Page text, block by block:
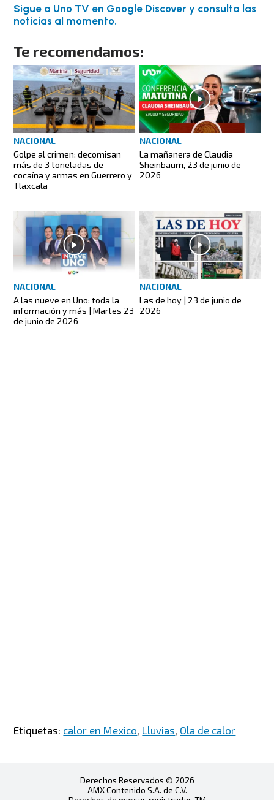
Sigue a Uno TV en Google Discover y consulta las
noticias al momento.
Te recomendamos:
NACIONAL
Golpe al crimen: decomisan
más de 3 toneladas de
cocaína y armas en Guerrero y
Tlaxcala
NACIONAL
La mañanera de Claudia
Sheinbaum, 23 de junio de
2026
NACIONAL
A las nueve en Uno: toda la
información y más | Martes 23
de junio de 2026
NACIONAL
Las de hoy | 23 de junio de
2026
Etiquetas: calor en Mexico, Lluvias, Ola de calor
Derechos Reservados © 2026
AMX Contenido S.A. de C.V.